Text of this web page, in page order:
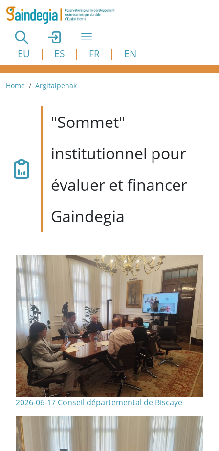
Aller au contenu principal
EU ES FR EN
Fil d'Ariane
Home Argitalpenak
"Sommet"
institutionnel pour
évaluer et financer
Gaindegia
2026-06-17 Conseil départemental de Biscaye